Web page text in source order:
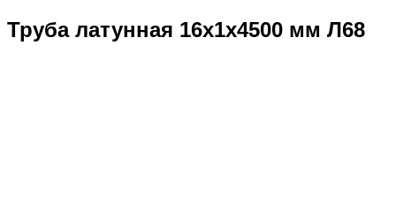
Труба латунная 16х1х4500 мм Л68